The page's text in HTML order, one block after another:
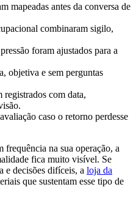
mapeadas antes da conversa de
combinaram sigilo,
foram ajustados para a
objetiva e sem perguntas
com data,
caso o retorno perdesse
frequência na sua operação, a
fica muito visível. Se
e decisões difíceis, a loja da
que sustentam esse tipo de